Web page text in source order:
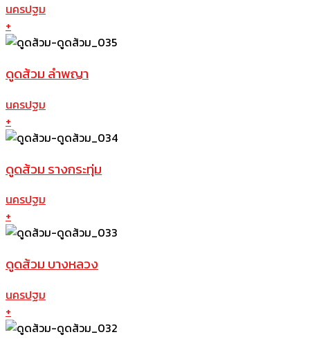
นครปฐม
+
ดูดส้วม ลำพญา
นครปฐม
+
ดูดส้วม รางกระทุ่ม
นครปฐม
+
ดูดส้วม บางหลวง
นครปฐม
+